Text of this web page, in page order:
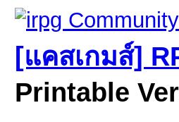
[แคสเกมส์]
Printable